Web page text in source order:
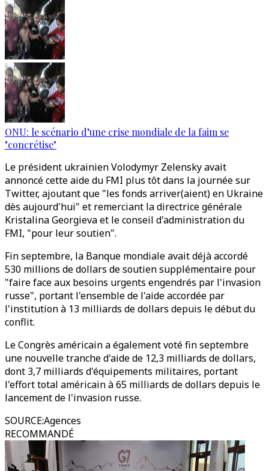
ONU: le scénario d’une crise mondiale de la faim se
"concrétise"
Le président ukrainien Volodymyr Zelensky avait
annoncé cette aide du FMI plus tôt dans la journée sur
Twitter, ajoutant que "les fonds arriver(aient) en Ukraine
dès aujourd'hui" et remerciant la directrice générale
Kristalina Georgieva et le conseil d'administration du
FMI, "pour leur soutien".
Fin septembre, la Banque mondiale avait déjà accordé
530 millions de dollars de soutien supplémentaire pour
"faire face aux besoins urgents engendrés par l'invasion
russe", portant l'ensemble de l'aide accordée par
l'institution à 13 milliards de dollars depuis le début du
conflit.
Le Congrès américain a également voté fin septembre
une nouvelle tranche d'aide de 12,3 milliards de dollars,
dont 3,7 milliards d'équipements militaires, portant
l'effort total américain à 65 milliards de dollars depuis le
lancement de l'invasion russe.
SOURCE:Agences
RECOMMANDÉ